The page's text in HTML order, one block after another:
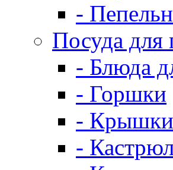
-
Посуда для
- Блюда
- Горшки
- Крышки
-